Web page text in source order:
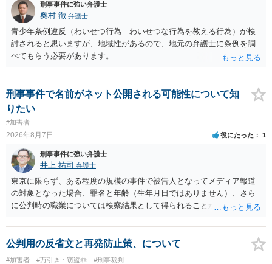
査の対象になることはありません。 警察から連絡がくることもないで
しょう。 【質問２】 見せようと思っていないことは，服を着たりする
行為から明らかです。したがいまして，注意を受けることさえありま
せん。まして，刑罰として罰せられることもありません。 【質問３】
以上のように犯罪の嫌疑が否定されますから，逮捕勾留される可能性
が成立することが前提ですので，不起訴とする理由としても前提を欠
いています。不起訴にするにしても，不起訴の可能性はありません。
あえて不起訴の理由を挙げるなら，「嫌疑不十分」か「嫌疑なし」で
す。
刑事事件に強い弁護士
奥村 徹 弁護士
青少年条例違反（わいせつ行為 わいせつな行為を教える行為）が検
討されると思いますが、地域性があるので、地元の弁護士に条例を調
べてもらう必要があります。
刑事事件で名前がネット公開される可能性について知
りたい
#加害者
2026年8月7日 役にたった 1
刑事事件に強い弁護士
井上 祐司 弁護士
東京に限らず、ある程度の規模の事件で被告人となってメディア報道
の対象となった場合、罪名と年齢（生年月日ではありません）、さら
に公判時の職業については検察結果として得られることが通常です。
公判用の反省文と再発防止策、について
#加害者 #万引き・窃盗罪 #刑事裁判